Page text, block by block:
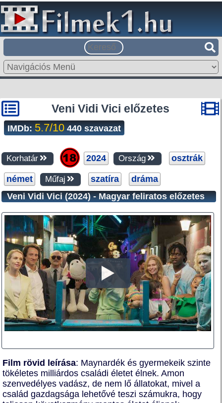
Veni Vidi Vici előzetes
IMDb: 5.7/10 440 szavazat
Korhatár 2024 Ország osztrák
német Műfaj szatíra
dráma
Veni Vidi Vici (2024) - Magyar feliratos előzetes
Film rövid leírása: Maynardék és gyermekeik szinte
tökéletes milliárdos családi életet élnek. Amon
szenvedélyes vadász, de nem lő állatokat, mivel a
család gazdagsága lehetővé teszi számukra, hogy